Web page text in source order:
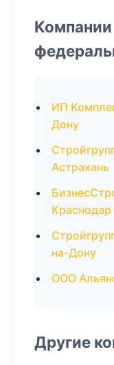
ИП
Дону
Астрахань
Краснодар
на-Дону
ООО
Другие